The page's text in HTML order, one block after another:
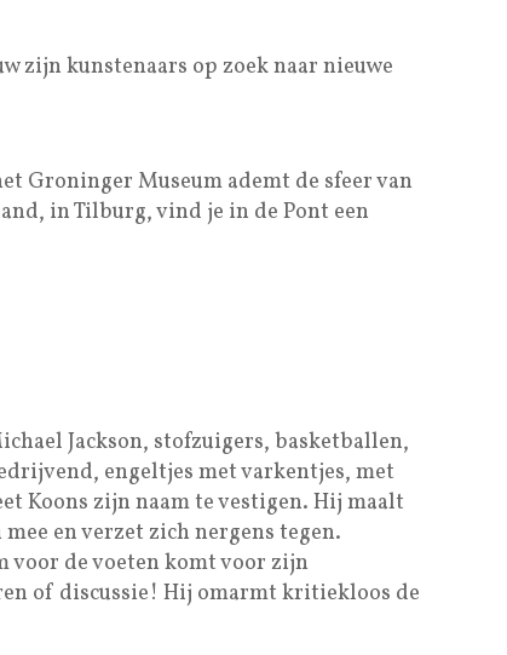
zijn kunstenaars op zoek naar nieuwe
Groninger Museum ademt de sfeer van
in Tilburg, vind je in de Pont een
Jackson, stofzuigers, basketballen,
engeltjes met varkentjes, met
Koons zijn naam te vestigen. Hij maalt
en verzet zich nergens tegen.
de voeten komt voor zijn
of discussie! Hij omarmt kritiekloos de